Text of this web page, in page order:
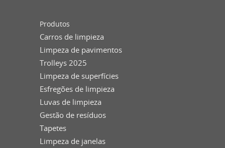
Produtos
Carros de limpieza
Limpeza de pavimentos
Trolleys 2025
Limpeza de superfícies
Esfregões de limpieza
Luvas de limpieza
Gestão de resíduos
Tapetes
Limpeza de janelas